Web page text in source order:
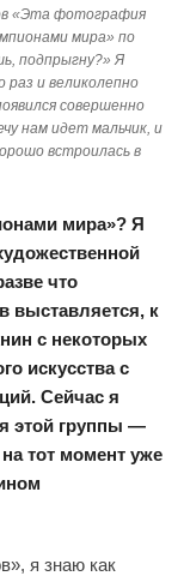
«Эта фотография
мира» по
подпрыгну?» Я
раз и великолепно
совершенно
нам идет мальчик, и
встроилась в
мира»? Я
что
выставляется, к
с некоторых
искусства с
Сейчас я
этой группы —
тот момент уже
я знаю как